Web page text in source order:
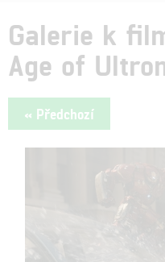
Galerie k
Age of
« Předchozí